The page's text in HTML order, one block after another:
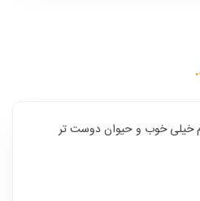
خیلی خوب و حیوان دوست تر